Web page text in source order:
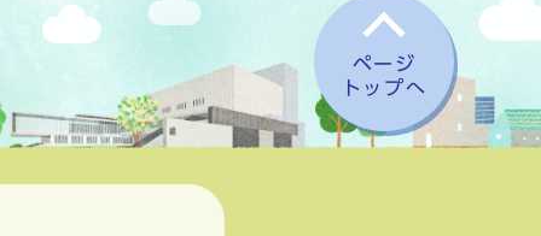
ページ
トップへ